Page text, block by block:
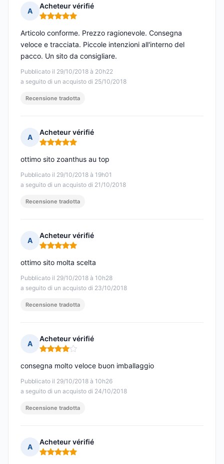
A
Acheteur vérifié
Nota: 5 su 5
Pubblicato il 29/10/2018 à 20h22
a seguito di un acquisto di 25/10/2018
Articolo conforme. Prezzo ragionevole. Consegna
veloce e tracciata. Piccole intenzioni all'interno del
pacco. Un sito da consigliare.
Recensione tradotta
A
Acheteur vérifié
Nota: 5 su 5
Pubblicato il 29/10/2018 à 19h01
a seguito di un acquisto di 21/10/2018
ottimo sito zoanthus au top
Recensione tradotta
A
Acheteur vérifié
Nota: 5 su 5
Pubblicato il 29/10/2018 à 10h28
a seguito di un acquisto di 23/10/2018
ottimo sito molta scelta
Recensione tradotta
A
Acheteur vérifié
Nota: 4 su 5
Pubblicato il 29/10/2018 à 10h26
a seguito di un acquisto di 24/10/2018
consegna molto veloce buon imballaggio
Recensione tradotta
A
Acheteur vérifié
Nota: 5 su 5